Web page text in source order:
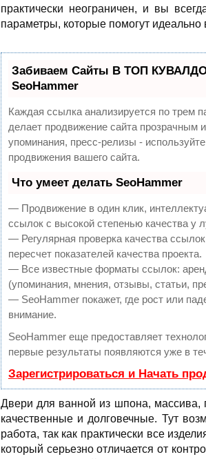
практически неограничен, и вы
параметры, которые помогут
Забиваем Сайты В ТОП
SeoHammer
Каждая ссылка анализируется по трем
делает продвижение сайта прозрачным
упоминания, пресс-релизы -
продвижения вашего сайта.
Что умеет делать SeoHammer
— Продвижение в один клик,
ссылок с высокой степенью качества у
— Регулярная проверка качества
пересчет показателей качества проекта.
— Все известные форматы ссылок:
(упоминания, мнения, отзывы, статьи,
— SeoHammer покажет, где рост или
внимание.
SeoHammer еще предоставляет
первые результаты появляются уже в
Зарегистрироваться и Начать
Двери для ванной из шпона, массива,
качественные и долговечные. Тут
работа, так как практически все
который серьезно отличается от